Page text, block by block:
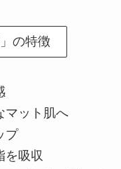
の特徴
マット肌へ
プ
を吸収